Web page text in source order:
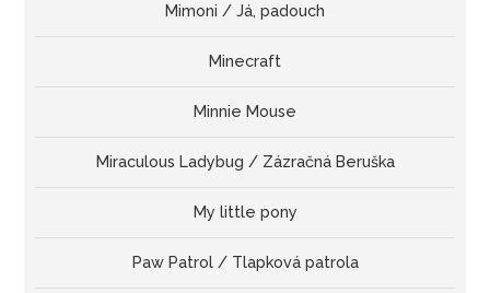
Mimoni / Já, padouch
Minecraft
Minnie Mouse
Miraculous Ladybug / Zázračná Beruška
My little pony
Paw Patrol / Tlapková patrola